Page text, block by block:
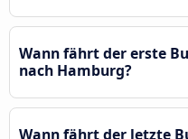
Wann fährt der erste
nach Hamburg?
Wann fährt der letzte